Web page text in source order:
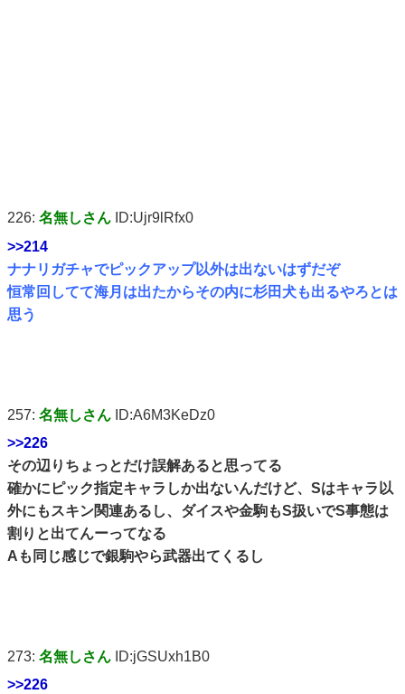
226: 名無しさん ID:Ujr9lRfx0
>>214
ナナリガチャでピックアップ以外は出ないはずだぞ
恒常回してて海月は出たからその内に杉田犬も出るやろとは
思う
257: 名無しさん ID:A6M3KeDz0
>>226
その辺りちょっとだけ誤解あると思ってる
確かにピック指定キャラしか出ないんだけど、Sはキャラ以
外にもスキン関連あるし、ダイスや金駒もS扱いでS事態は
割りと出てんーってなる
Aも同じ感じで銀駒やら武器出てくるし
273: 名無しさん ID:jGSUxh1B0
>>226